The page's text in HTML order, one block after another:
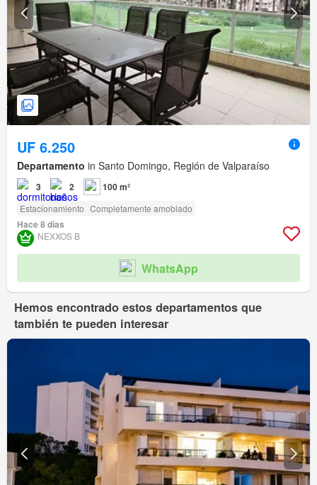
UF 6.250
Departamento in Santo Domingo, Región de Valparaíso
3 2 100 m²
Estacionamiento Completamente amoblado
Hace 8 días
NEXXOS B
WhatsApp
Hemos encontrado estos departamentos que
también te pueden interesar